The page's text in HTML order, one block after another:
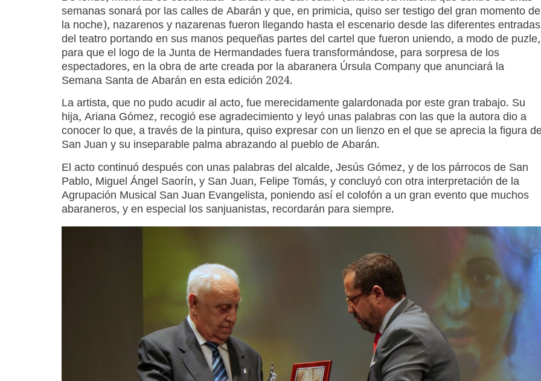
semanas sonará por las calles de Abarán y que, en primicia, quiso ser testigo del gran momento de
la noche), nazarenos y nazarenas fueron llegando hasta el escenario desde las diferentes entradas
del teatro portando en sus manos pequeñas partes del cartel que fueron uniendo, a modo de puzle,
para que el logo de la Junta de Hermandades fuera transformándose, para sorpresa de los
espectadores, en la obra de arte creada por la abaranera Úrsula Company que anunciará la
Semana Santa de Abarán en esta edición 2024.
La artista, que no pudo acudir al acto, fue merecidamente galardonada por este gran trabajo. Su
hija, Ariana Gómez, recogió ese agradecimiento y leyó unas palabras con las que la autora dio a
conocer lo que, a través de la pintura, quiso expresar con un lienzo en el que se aprecia la figura
San Juan y su inseparable palma abrazando al pueblo de Abarán.
El acto continuó después con unas palabras del alcalde, Jesús Gómez, y de los párrocos de San
Pablo, Miguel Ángel Saorín, y San Juan, Felipe Tomás, y concluyó con otra interpretación de la
Agrupación Musical San Juan Evangelista, poniendo así el colofón a un gran evento que muchos
abaraneros, y en especial los sanjuanistas, recordarán para siempre.